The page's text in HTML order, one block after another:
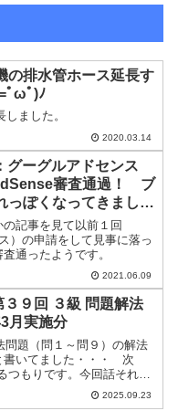
の排水管ホース延長す
ﾟωﾟ)ﾉ
ました。
2020.03.14
グーグルアドセンス
審査通過！ ブ
っぽくなってきまし
記事を見て以前１回
）の申請をして見事に落っ
通ったようです。
2021.06.09
３９回 ３級 問題解法
月実施分
問題（問１～問９）の解法
書いてました・・・ 次
もりです。今回話それを
ました。次回の3...2025.09.23